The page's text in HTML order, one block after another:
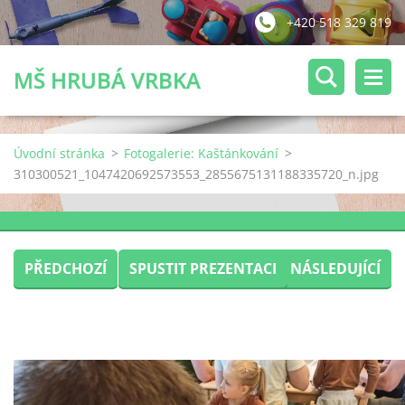
+420 518 329 819
MŠ HRUBÁ VRBKA
Úvodní stránka > Fotogalerie: Kaštánkování >
310300521_1047420692573553_2855675131188335720_n.jpg
PŘEDCHOZÍ SPUSTIT PREZENTACI NÁSLEDUJÍCÍ